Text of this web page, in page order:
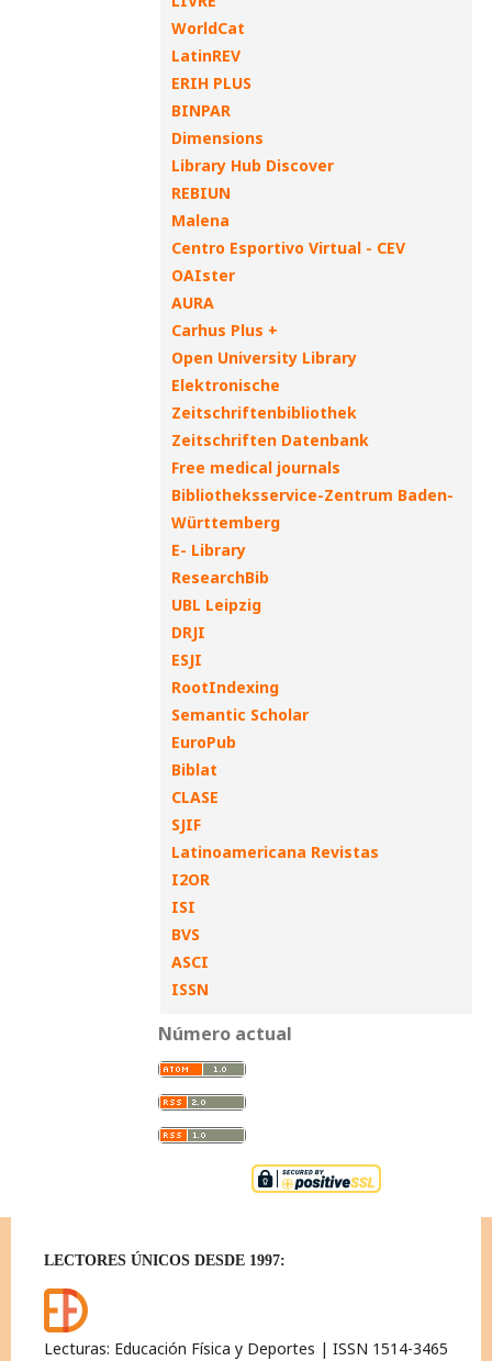
WorldCat
LatinREV
ERIH PLUS
BINPAR
Dimensions
Library Hub Discover
REBIUN
Malena
Centro Esportivo Virtual - CEV
OAIster
AURA
Carhus Plus +
Open University Library
Elektronische
Zeitschriftenbibliothek
Zeitschriften Datenbank
Free medical journals
Bibliotheksservice-Zentrum Baden-
Württemberg
E- Library
ResearchBib
UBL Leipzig
DRJI
ESJI
RootIndexing
Semantic Scholar
EuroPub
Biblat
CLASE
SJIF
Latinoamericana Revistas
I2OR
ISI
BVS
ASCI
ISSN
Número actual
LECTORES ÚNICOS DESDE 1997:
Lecturas: Educación Física y Deportes | ISSN 1514-3465